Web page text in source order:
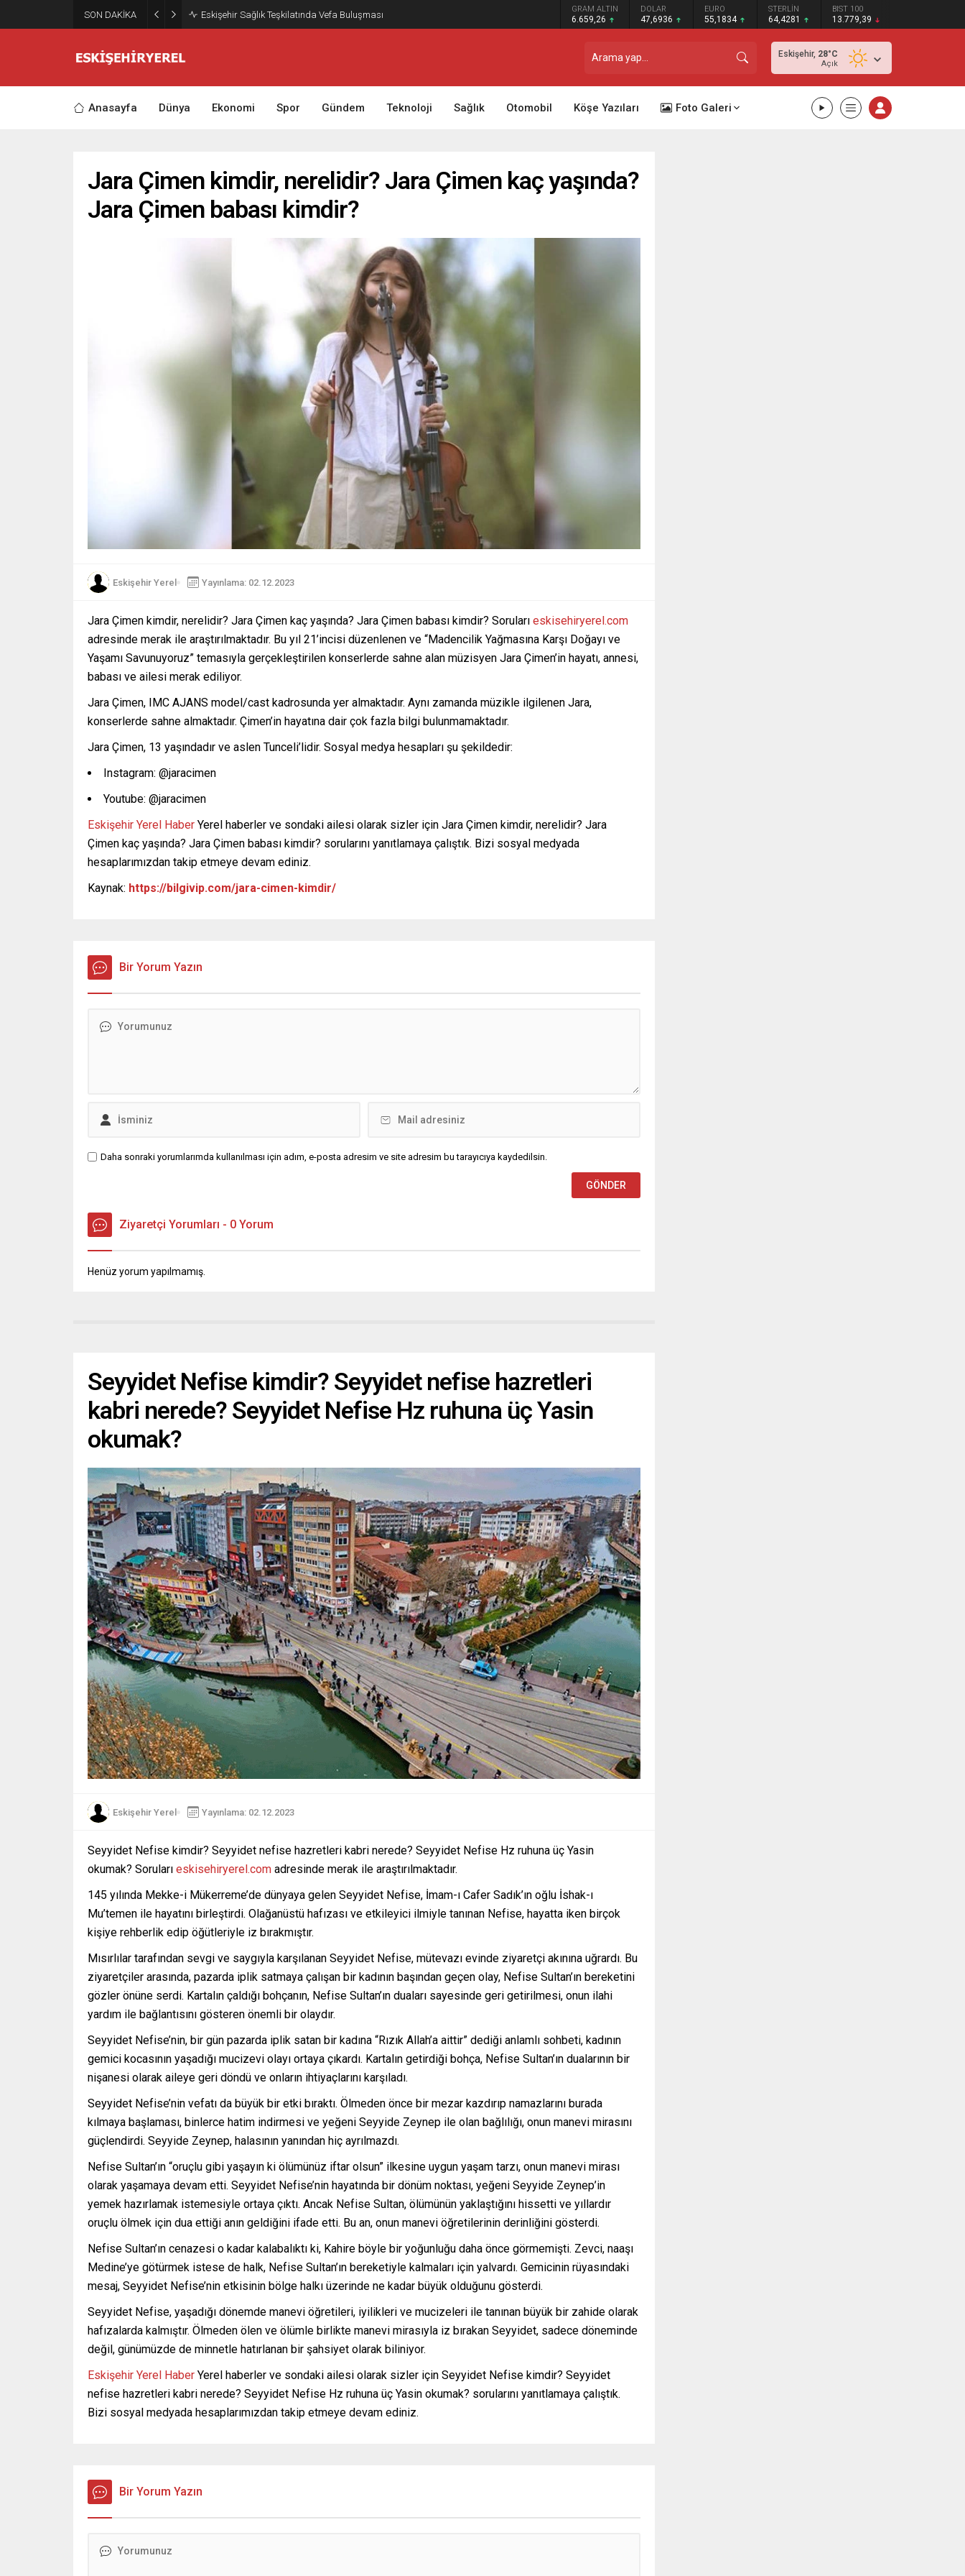
SON DAKİKA Eskişehir Sağlık Teşkilatında Vefa Buluşması GRAM ALTIN
6.659,26
DOLAR
47,6936
EURO
55,1834
STERLİN
64,4281
BIST 100
13.779,39
Eskişehir, 28°C
Açık
Anasayfa Dünya Ekonomi Spor Gündem Teknoloji Sağlık Otomobil Köşe Yazıları Foto Galeri
Jara Çimen kimdir, nerelidir? Jara Çimen kaç yaşında?
Jara Çimen babası kimdir?
Eskişehir Yerel Yayınlama: 02.12.2023
Jara Çimen kimdir, nerelidir? Jara Çimen kaç yaşında? Jara Çimen babası kimdir? Soruları eskisehiryerel.com
adresinde merak ile araştırılmaktadır. Bu yıl 21’incisi düzenlenen ve “Madencilik Yağmasına Karşı Doğayı ve
Yaşamı Savunuyoruz” temasıyla gerçekleştirilen konserlerde sahne alan müzisyen Jara Çimen’in hayatı, annesi,
babası ve ailesi merak ediliyor.
Jara Çimen, IMC AJANS model/cast kadrosunda yer almaktadır. Aynı zamanda müzikle ilgilenen Jara,
konserlerde sahne almaktadır. Çimen’in hayatına dair çok fazla bilgi bulunmamaktadır.
Jara Çimen, 13 yaşındadır ve aslen Tunceli’lidir. Sosyal medya hesapları şu şekildedir:
Instagram: @jaracimen
Youtube: @jaracimen
Eskişehir Yerel Haber Yerel haberler ve sondaki ailesi olarak sizler için Jara Çimen kimdir, nerelidir? Jara
Çimen kaç yaşında? Jara Çimen babası kimdir? sorularını yanıtlamaya çalıştık. Bizi sosyal medyada
hesaplarımızdan takip etmeye devam ediniz.
Kaynak: https://bilgivip.com/jara-cimen-kimdir/
Bir Yorum Yazın
Daha sonraki yorumlarımda kullanılması için adım, e-posta adresim ve site adresim bu tarayıcıya kaydedilsin.
Ziyaretçi Yorumları - 0 Yorum
Henüz yorum yapılmamış.
Seyyidet Nefise kimdir? Seyyidet nefise hazretleri
kabri nerede? Seyyidet Nefise Hz ruhuna üç Yasin
okumak?
Eskişehir Yerel Yayınlama: 02.12.2023
Seyyidet Nefise kimdir? Seyyidet nefise hazretleri kabri nerede? Seyyidet Nefise Hz ruhuna üç Yasin
okumak? Soruları eskisehiryerel.com adresinde merak ile araştırılmaktadır.
145 yılında Mekke-i Mükerreme’de dünyaya gelen Seyyidet Nefise, İmam-ı Cafer Sadık’ın oğlu İshak-ı
Mu’temen ile hayatını birleştirdi. Olağanüstü hafızası ve etkileyici ilmiyle tanınan Nefise, hayatta iken birçok
kişiye rehberlik edip öğütleriyle iz bırakmıştır.
Mısırlılar tarafından sevgi ve saygıyla karşılanan Seyyidet Nefise, mütevazı evinde ziyaretçi akınına uğrardı. Bu
ziyaretçiler arasında, pazarda iplik satmaya çalışan bir kadının başından geçen olay, Nefise Sultan’ın bereketini
gözler önüne serdi. Kartalın çaldığı bohçanın, Nefise Sultan’ın duaları sayesinde geri getirilmesi, onun ilahi
yardım ile bağlantısını gösteren önemli bir olaydır.
Seyyidet Nefise’nin, bir gün pazarda iplik satan bir kadına “Rızık Allah’a aittir” dediği anlamlı sohbeti, kadının
gemici kocasının yaşadığı mucizevi olayı ortaya çıkardı. Kartalın getirdiği bohça, Nefise Sultan’ın dualarının bir
nişanesi olarak aileye geri döndü ve onların ihtiyaçlarını karşıladı.
Seyyidet Nefise’nin vefatı da büyük bir etki bıraktı. Ölmeden önce bir mezar kazdırıp namazlarını burada
kılmaya başlaması, binlerce hatim indirmesi ve yeğeni Seyyide Zeynep ile olan bağlılığı, onun manevi mirasını
güçlendirdi. Seyyide Zeynep, halasının yanından hiç ayrılmazdı.
Nefise Sultan’ın “oruçlu gibi yaşayın ki ölümünüz iftar olsun” ilkesine uygun yaşam tarzı, onun manevi mirası
olarak yaşamaya devam etti. Seyyidet Nefise’nin hayatında bir dönüm noktası, yeğeni Seyyide Zeynep’in
yemek hazırlamak istemesiyle ortaya çıktı. Ancak Nefise Sultan, ölümünün yaklaştığını hissetti ve yıllardır
oruçlu ölmek için dua ettiği anın geldiğini ifade etti. Bu an, onun manevi öğretilerinin derinliğini gösterdi.
Nefise Sultan’ın cenazesi o kadar kalabalıktı ki, Kahire böyle bir yoğunluğu daha önce görmemişti. Zevci, naaşı
Medine’ye götürmek istese de halk, Nefise Sultan’ın bereketiyle kalmaları için yalvardı. Gemicinin rüyasındaki
mesaj, Seyyidet Nefise’nin etkisinin bölge halkı üzerinde ne kadar büyük olduğunu gösterdi.
Seyyidet Nefise, yaşadığı dönemde manevi öğretileri, iyilikleri ve mucizeleri ile tanınan büyük bir zahide olarak
hafızalarda kalmıştır. Ölmeden ölen ve ölümle birlikte manevi mirasıyla iz bırakan Seyyidet, sadece döneminde
değil, günümüzde de minnetle hatırlanan bir şahsiyet olarak biliniyor.
Eskişehir Yerel Haber Yerel haberler ve sondaki ailesi olarak sizler için Seyyidet Nefise kimdir? Seyyidet
nefise hazretleri kabri nerede? Seyyidet Nefise Hz ruhuna üç Yasin okumak? sorularını yanıtlamaya çalıştık.
Bizi sosyal medyada hesaplarımızdan takip etmeye devam ediniz.
Bir Yorum Yazın